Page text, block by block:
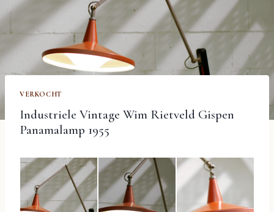
VERKOCHT
Industriele Vintage Wim Rietveld Gispen
Panamalamp 1955